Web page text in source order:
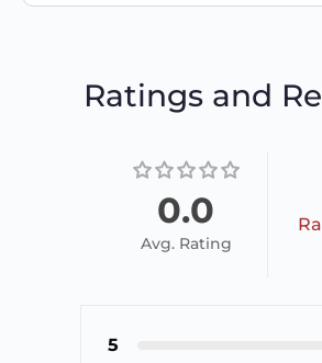
Ratings and
0.0
Avg. Rating
5